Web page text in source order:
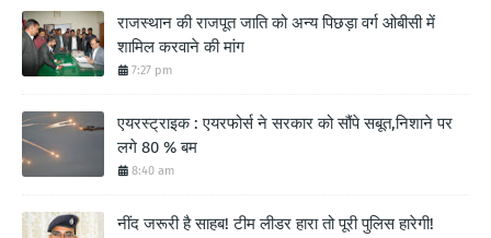
राजस्थान की राजपूत जाति को अन्य पिछड़ा वर्ग ओबीसी में
शामिल करवाने की मांग
7:27 pm
एयरस्ट्राइक : एयरफोर्स ने सरकार को सौंपे सबूत,निशाने पर
लगे 80 % बम
8:40 am
नींद जरूरी है साहब! टीम लीडर हारा तो पूरी पुलिस हारेगी!